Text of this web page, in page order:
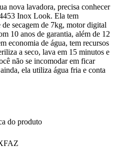
nova lavadora, precisa conhecer
Inox Look. Ela tem
secagem de 7kg, motor digital
10 anos de garantia, além de 12
economia de água, tem recursos
a seco, lava em 15 minutos e
não se incomodar em ficar
ela utiliza água fria e conta
do produto